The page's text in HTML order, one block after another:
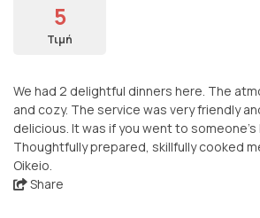
5
Τιμή
We had 2 delightful dinners here. The
and cozy. The service was very friendly
delicious. It was if you went to
Thoughtfully prepared, skillfully cooked
Oikeio.
Share